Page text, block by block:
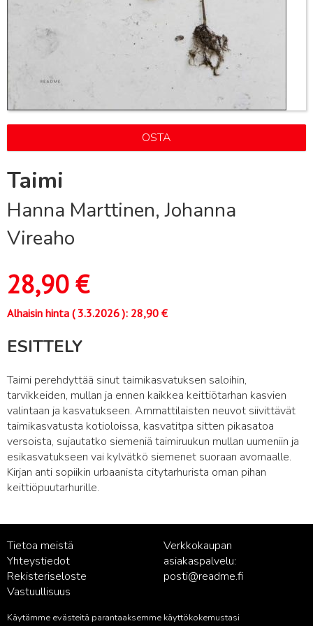
OSTA
Taimi
Hanna Marttinen, Johanna
Vireaho
28,90€
Alhaisin hinta (3.3.2026): 28,90 €
ESITTELY
Taimi perehdyttää sinut taimikasvatuksen saloihin,
tarvikkeiden, mullan ja ennen kaikkea keittiötarhan kasvien
valintaan ja kasvatukseen. Ammattilaisten neuvot siivittävät
taimikasvatusta kotioloissa, kasvatitpa sitten pikasatoa
versoista, sujautatko siemeniä taimiruukun mullan uumeniin ja
esikasvatukseen vai kylvätkö siemenet suoraan avomaalle.
Kirjan anti sopiikin urbaanista citytarhurista oman pihan
keittiöpuutarhurille.
Tietoa meistä
Yhteystiedot
Rekisteriseloste
Vastuullisuus
Verkkokaupan
asiakaspalvelu:
posti@readme.fi
Käytämme evästeitä parantaaksemme käyttökokemustasi